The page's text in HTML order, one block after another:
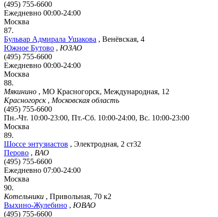
(495) 755-6600
Ежедневно 00:00-24:00
Москва
87.
Бульвар Адмирала Ушакова , Венёвская, 4
Южное Бутово , ЮЗАО
(495) 755-6600
Ежедневно 00:00-24:00
Москва
88.
Мякинино , МО Красногорск, Международная, 12
Красногорск, Московская область
(495) 755-6600
Пн.-Чт. 10:00-23:00, Пт.-Сб. 10:00-24:00, Вс. 10:00-23:00
Москва
89.
Шоссе энтузиастов , Электродная, 2 ст32
Перово , ВАО
(495) 755-6600
Ежедневно 07:00-24:00
Москва
90.
Котельники , Привольная, 70 к2
Выхино-Жулебино , ЮВАО
(495) 755-6600